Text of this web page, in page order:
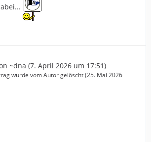
~dna (7. April 2026 um 17:51)
wurde vom Autor gelöscht (25. Mai 2026